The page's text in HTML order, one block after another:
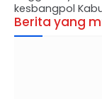
kesbangpol
PKRN sudah
Wakil Ketua DPD
Berita yang